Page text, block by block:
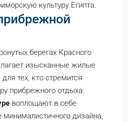
культуру Египта.
берегах Красного
изысканные жилые
тех, кто стремится
прибрежного отдыха.
воплощают в себе
минималистичного дизайна,